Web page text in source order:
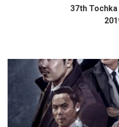
Дэлгэрэнгүй
37th